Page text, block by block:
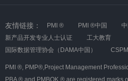
友情链接： PMI ® PMI ®中国
新产品开发专业人士认证
工大教育
国际数据管理协会（DAMA中国）
PMI ®, PMP®,Project Management
PBA ® and PMBOK ® are registered marks